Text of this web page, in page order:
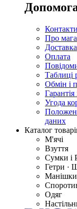
Контакти
Про
Доставка
Оплата
Таблиці
Обмін і
Гарантія
Угода
даних
Каталог
М'ячі
Взуття
Сумки і
Гетри ·
Манішки
Одяг